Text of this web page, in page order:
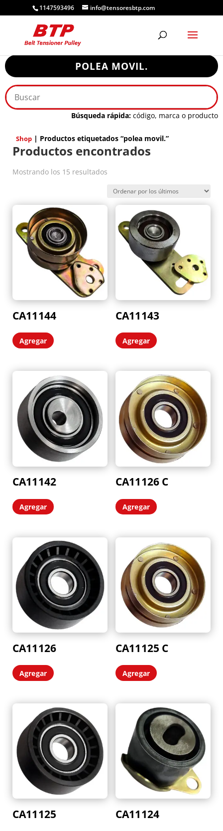
1147593496 info@tensoresbtp.com
POLEA MOVIL.
Búsqueda rápida: código, marca o producto
Shop | Productos etiquetados “polea movil.”
Productos encontrados
Mostrando los 15 resultados
los
últimos
CA11144
Agregar
CA11143
Agregar
CA11142
Agregar
CA11126 C
Agregar
CA11126
Agregar
CA11125 C
Agregar
CA11125 CA11124